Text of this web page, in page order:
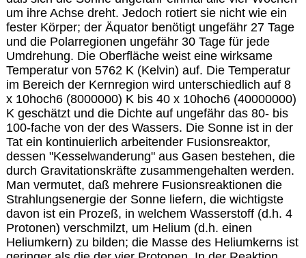
um ihre Achse dreht. Jedoch rotiert sie nicht wie ein
fester Körper; der Äquator benötigt ungefähr 27 Tage
und die Polarregionen ungefähr 30 Tage für jede
Umdrehung. Die Oberfläche weist eine wirksame
Temperatur von 5762 K (Kelvin) auf. Die Temperatur
im Bereich der Kernregion wird unterschiedlich auf 8
x 10hoch6 (8000000) K bis 40 x 10hoch6 (40000000)
K geschätzt und die Dichte auf ungefähr das 80- bis
100-fache von der des Wassers. Die Sonne ist in der
Tat ein kontinuierlich arbeitender Fusionsreaktor,
dessen "Kesselwanderung" aus Gasen bestehen, die
durch Gravitationskräfte zusammengehalten werden.
Man vermutet, daß mehrere Fusionsreaktionen die
Strahlungsenergie der Sonne liefern, die wichtigste
davon ist ein Prozeß, in welchem Wasserstoff (d.h. 4
Protonen) verschmilzt, um Helium (d.h. einen
Heliumkern) zu bilden; die Masse des Heliumkerns ist